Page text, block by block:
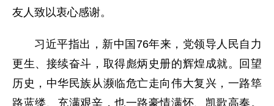
友人致以衷心感谢。
习近平指出，新中国76年来，党领导人民自力
更生、接续奋斗，取得彪炳史册的辉煌成就。回望
历史，中华民族从濒临危亡走向伟大复兴，一路筚
路蓝缕、充满艰辛，也一路豪情满怀、凯歌高奏。